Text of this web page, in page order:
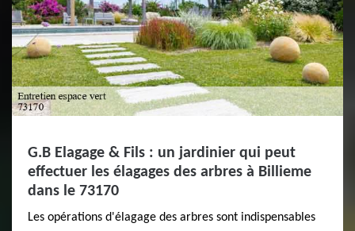
G.B Elagage & Fils : un jardinier qui peut
effectuer les élagages des arbres à Billieme
dans le 73170
Les opérations d'élagage des arbres sont indispensables